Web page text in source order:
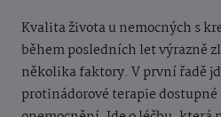
Kvalita života u nemocných s
během posledních let výrazně
několika faktory. V první řadě
protinádorové terapie